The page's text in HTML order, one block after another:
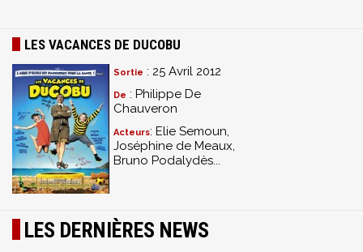
LES VACANCES DE DUCOBU
Sortie : 25 Avril 2012
De : Philippe De
Chauveron
Acteurs: Elie Semoun,
Joséphine de Meaux,
Bruno Podalydès...
LES DERNIÈRES NEWS